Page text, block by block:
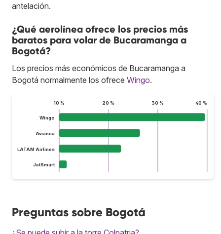
antelación.
¿Qué aerolínea ofrece los precios más
baratos para volar de Bucaramanga a
Bogotá?
Los precios más económicos de Bucaramanga a
Bogotá normalmente los ofrece Wingo.
10 % 20 % 30 % 40 %
Wingo
Avianca
LATAM Airlines
JetSmart
Preguntas sobre Bogotá